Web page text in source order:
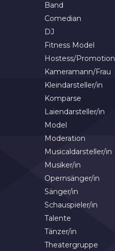
Band
Comedian
DJ
Fitness Model
Hostess/Promotion
Kameramann/Frau
Kleindarsteller/in
Komparse
Laiendarsteller/in
Model
Moderation
Musicaldarsteller/in
Musiker/in
Opernsänger/in
Sänger/in
Schauspieler/in
Talente
Tänzer/in
Theatergruppe